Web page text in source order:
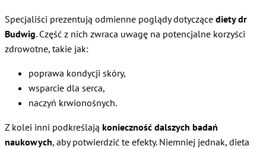
Specjaliści prezentują odmienne poglądy dotyczące diety dr
Budwig. Część z nich zwraca uwagę na potencjalne korzyści
zdrowotne, takie jak:
poprawa kondycji skóry,
wsparcie dla serca,
naczyń krwionośnych.
Z kolei inni podkreślają konieczność dalszych badań
naukowych, aby potwierdzić te efekty. Niemniej jednak, dieta